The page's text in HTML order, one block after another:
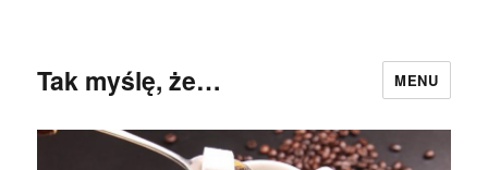
Tak myślę, że… MENU